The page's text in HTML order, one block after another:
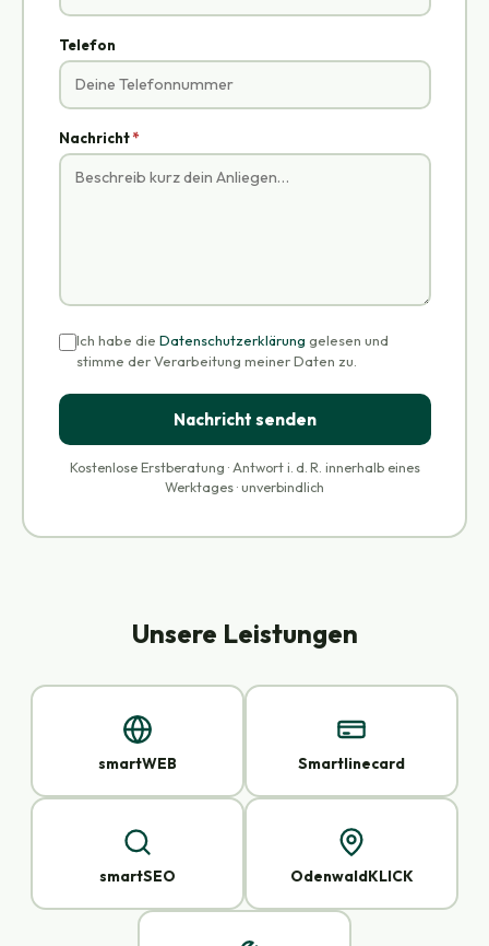
Telefon
Nachricht
Ich habe die Datenschutzerklärung gelesen und
stimme der Verarbeitung meiner Daten zu.
Nachricht senden
Kostenlose Erstberatung · Antwort i. d. R. innerhalb eines
Werktages · unverbindlich
Unsere Leistungen
smartWEB Smartlinecard
smartSEO OdenwaldKLICK